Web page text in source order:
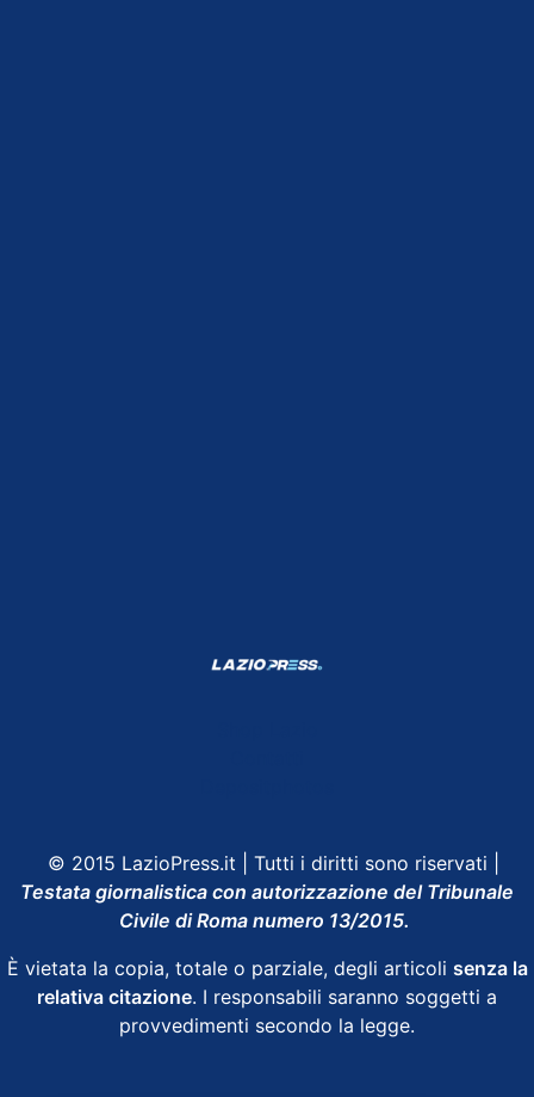
© 2015 LazioPress.it | Tutti i diritti sono riservati |
Testata giornalistica con autorizzazione del Tribunale
Civile di Roma numero 13/2015.
È vietata la copia, totale o parziale, degli articoli senza la
relativa citazione. I responsabili saranno soggetti a
provvedimenti secondo la legge.